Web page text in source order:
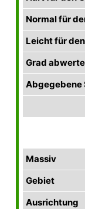
Normal für
Leicht für
Grad
Abgegebene
Massiv
Gebiet
Ausrichtung